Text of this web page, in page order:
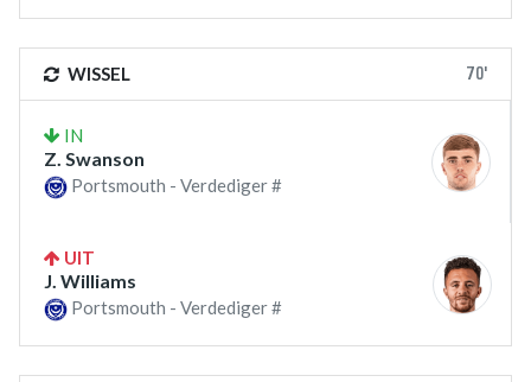
WISSEL 70'
IN
Z. Swanson
Portsmouth - Verdediger #
UIT
J. Williams
Portsmouth - Verdediger #